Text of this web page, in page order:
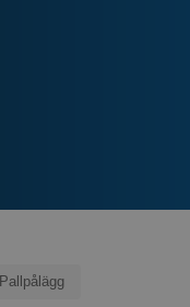
Pallpålägg